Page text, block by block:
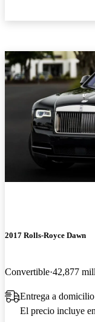
2017 Rolls-Royce Dawn
Convertible 42,877
Entrega a
El precio incluye